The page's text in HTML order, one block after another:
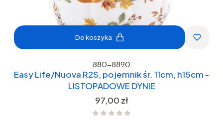
Do koszyka
880-8890
Easy Life/Nuova R2S, pojemnik śr. 11cm, h15cm -
LISTOPADOWE DYNIE
Cena
97,00 zł